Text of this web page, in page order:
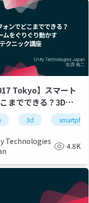
non photorealistic
Tokyo】スマート
までできる？3Dゲ
り動かすテクニック
3d smartphone
Technologies
4.8K